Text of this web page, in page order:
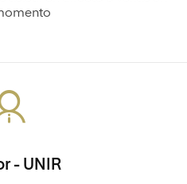
- UNIR